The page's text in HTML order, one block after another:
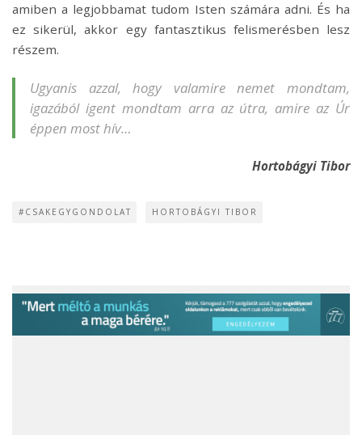
amiben a legjobbamat tudom Isten számára adni. És ha
ez sikerül, akkor egy fantasztikus felismerésben lesz
részem.
Ugyanis azzal, hogy valamire nemet mondtam,
igazából igent mondtam arra az útra, amire az Úr
éppen most hív…
Hortobágyi Tibor
#CSAKEGYGONDOLAT HORTOBÁGYI TIBOR